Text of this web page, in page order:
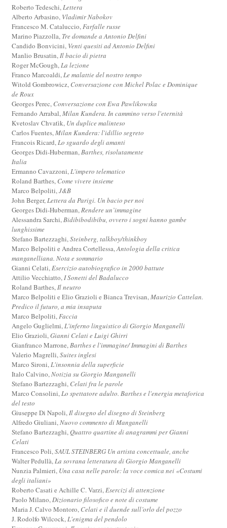
Roberto Tedeschi,Lettera
Alberto Arbasino, Vladimir Nabokov
Francesco M. Cataluccio,Farfalle russe
Marino Piazzolla, Tre domande a Antonio Delfini
Candido Bonvicini, Venti quesiti ad Antonio Delfini
Manlio Brusatin,Il bacio di pietra
Roger McGough,La lezione
Franco Marcoaldi,Le malattie del nostro tempo
Witold Gombrowicz, Conversazione con Michel Polac e Dominique
de Roux
Georges Perec, Conversazione con Ewa Pawlikowska
Fernando Arrabal,Milan Kundera. In cammino verso l'eternità
Kvetoslav Chvatìk, Un duplice malinteso
Carlos Fuentes,Milan Kundera: l'idillio segreto
Francois Ricard,Lo sguardo degli amanti
Georges Didi-Huberman,Barthes, risolutamente
Italia
Ermanno Cavazzoni,L'impero telematico
Roland Barthes, Come vivere insieme
Marco Belpoliti,J&B
John Berger,Lettera da Parigi. Un bacio per noi
Georges Didi-Huberman,Rendere un’immagine
Alessandra Sarchi,Bidibibodibibu, ovvero i sogni hanno gambe
lunghissime
Stefano Bartezzaghi,Steinberg, talkboy/thinkboy
Marco Belpoliti e Andrea Cortellessa,Antologia della critica
manganelliana. Nota e sommario
Gianni Celati,Esercizio autobiografico in 2000 battute
Attilio Vecchiatto,I Sonetti del Badalucco
Roland Barthes,Il neutro
Marco Belpoliti e Elio Grazioli e Bianca Trevisan,Maurizio Cattelan.
Predico il futuro, a mia insaputa
Marco Belpoliti,Faccia
Angelo Guglielmi,L'inferno linguistico di Giorgio Manganelli
Elio Grazioli,Gianni Celati e Luigi Ghirri
Gianfranco Marrone,Barthes e l'immagine/ Immagini di Barthes
Valerio Magrelli,Suites inglesi
Marco Sironi,L'insonnia della superficie
Italo Calvino,Notizia su Giorgio Manganelli
Stefano Bartezzaghi, Celati fra le parole
Marco Consolini,Lo spettatore adulto. Barthes e l'energia metaforica
del testo
Giuseppe Di Napoli,Il disegno del disegno di Steinberg
Alfredo Giuliani,Nuovo commento di Manganelli
Stefano Bartezzaghi,Quattro quartine di anagrammi per Gianni
Celati
Francesco Poli,SAUL STEINBERG Un artista concettuale, anche
Walter Pedullà,La sovrana letteratura di Giorgio Manganelli
Nunzia Palmieri, Una casa nelle parole: la voce comica nei «Costumi
degli italiani»
Roberto Casati e Achille C. Varzi,Esercizi di attenzione
Paolo Milano,Dizionario filosofico e note di costume
Maria J. Calvo Montoro, Celati e il duende sull’orlo del pozzo
J. Rodolfo Wilcock,L'enigma del pendolo